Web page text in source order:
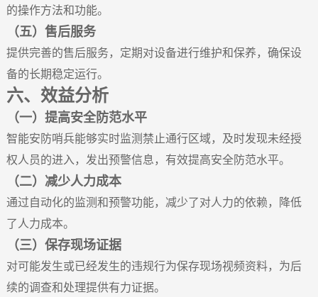
的操作方法和功能。
（五）售后服务
提供完善的售后服务，定期对设备进行维护和保养，确保设
备的长期稳定运行。
六、效益分析
（一）提高安全防范水平
智能安防哨兵能够实时监测禁止通行区域，及时发现未经授
权人员的进入，发出预警信息，有效提高安全防范水平。
（二）减少人力成本
通过自动化的监测和预警功能，减少了对人力的依赖，降低
了人力成本。
（三）保存现场证据
对可能发生或已经发生的违规行为保存现场视频资料，为后
续的调查和处理提供有力证据。